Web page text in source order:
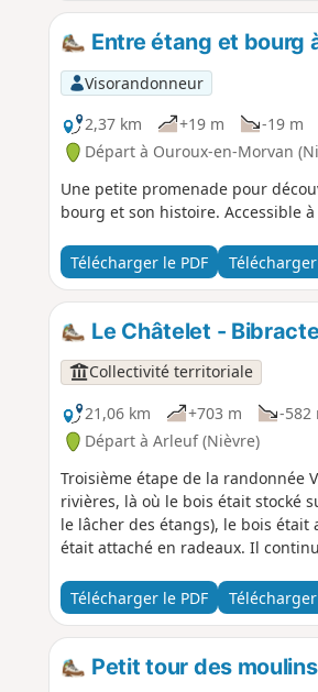
Entre étang et bourg
Visorandonneur
2,37 km
+19 m -19 m
Départ à Ouroux-en-Morvan
Une petite promenade pour
bourg et son histoire. Accessible
Télécharger le PDF Télécharger
Le Châtelet - Bibracte
Collectivité territoriale
21,06 km
+703 m -582
Départ à Arleuf (Nièvre)
Troisième étape de la randonnée
rivières, là où le bois était stocké
le lâcher des étangs), le bois
était attaché en radeaux. Il
Télécharger le PDF Télécharger
Petit tour des